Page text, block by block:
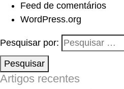
Feed de comentários
WordPress.org
Pesquisar por:
Pesquisar
Artigos recentes